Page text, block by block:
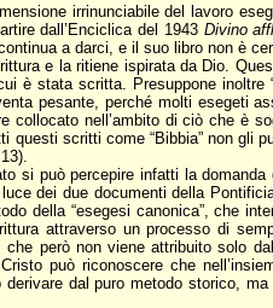
irrinunciabile del lavoro
dall’Enciclica del 1943 Divino
a darci, e il suo libro non è
e la ritiene ispirata da Dio.
è stata scritta. Presuppone inoltre
pesante, perché molti esegeti
nell’ambito di ciò che è
scritti come “Bibbia” non gli
si può percepire infatti la
dei due documenti della
della “esegesi canonica”, che
attraverso un processo di
però non viene attribuito solo
può riconoscere che
dal puro metodo storico,